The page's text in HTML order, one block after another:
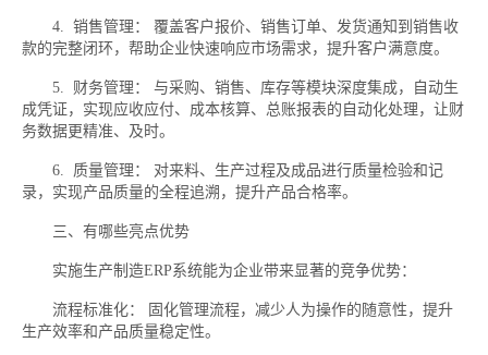
4. 销售管理： 覆盖客户报价、销售订单、发货通知到销售收
款的完整闭环，帮助企业快速响应市场需求，提升客户满意度。
5. 财务管理： 与采购、销售、库存等模块深度集成，自动生
成凭证，实现应收应付、成本核算、总账报表的自动化处理，让财
务数据更精准、及时。
6. 质量管理： 对来料、生产过程及成品进行质量检验和记
录，实现产品质量的全程追溯，提升产品合格率。
三、有哪些亮点优势
实施生产制造ERP系统能为企业带来显著的竞争优势：
流程标准化： 固化管理流程，减少人为操作的随意性，提升
生产效率和产品质量稳定性。